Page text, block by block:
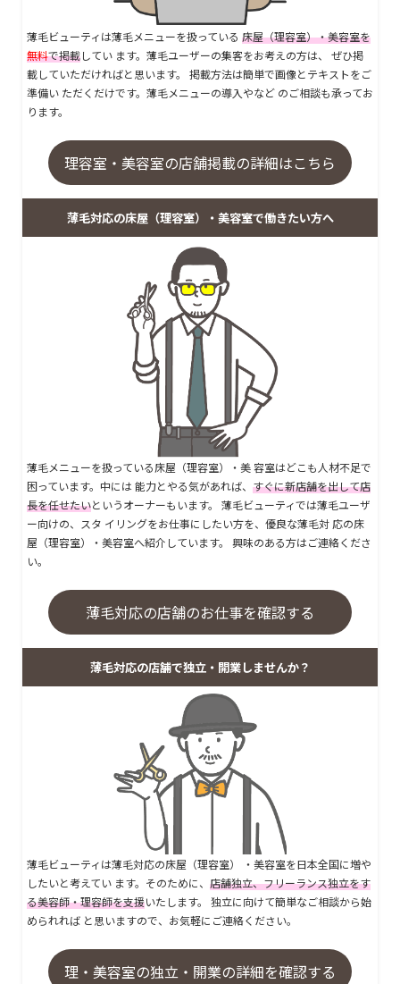
薄毛ビューティは薄毛メニューを扱っている 床屋（理容室）・美容室を
無料で掲載してい ます。薄毛ユーザーの集客をお考えの方は、 ぜひ掲
載していただければと思います。 掲載方法は簡単で画像とテキストをご
準備い ただくだけです。薄毛メニューの導入やなど のご相談も承ってお
ります。
理容室・美容室の店舗掲載の詳細はこちら
薄毛対応の床屋（理容室）・美容室で働きたい方へ
薄毛メニューを扱っている床屋（理容室）・美 容室はどこも人材不足で
困っています。中には 能力とやる気があれば、 すぐに新店舗を出して店
長を任せたいというオーナーもいます。 薄毛ビューティでは薄毛ユーザ
ー向けの、スタ イリングをお仕事にしたい方を、優良な薄毛対 応の床
屋（理容室）・美容室へ紹介しています。 興味のある方はご連絡くださ
い。
薄毛対応の店舗のお仕事を確認する
薄毛対応の店舗で独立・開業しませんか？
薄毛ビューティは薄毛対応の床屋（理容室） ・美容室を日本全国に増や
したいと考えてい ます。そのために、 店舗独立、フリーランス独立をす
る美容師・理容師を支援いたします。 独立に向けて簡単なご相談から始
められれば と思いますので、お気軽にご連絡ください。
理・美容室の独立・開業の詳細を確認する